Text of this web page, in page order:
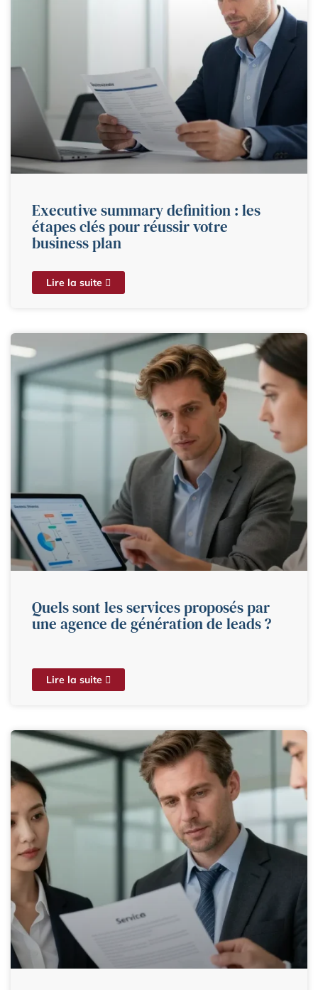
Executive summary definition : les
étapes clés pour réussir votre
business plan
Lire la suite
Quels sont les services proposés par
une agence de génération de leads ?
Lire la suite